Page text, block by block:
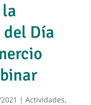
Día
| Actividades,